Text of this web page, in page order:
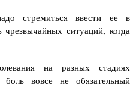
стремиться ввести ее в
ситуаций, когда
на разных стадиях
вовсе не обязательный